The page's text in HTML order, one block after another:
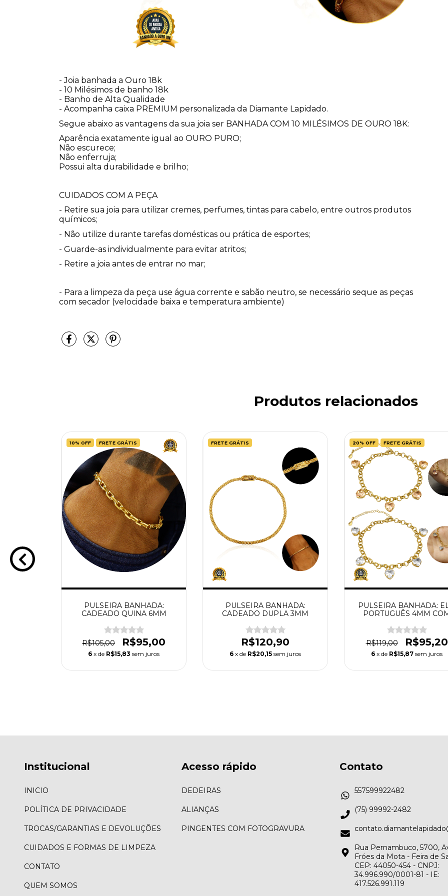
- Joia banhada a Ouro 18k
- 10 Milésimos de banho 18k
- Banho de Alta Qualidade
- Acompanha caixa PREMIUM personalizada da Diamante Lapidado.
Segue abaixo as vantagens da sua joia ser BANHADA COM 10 MILÉSIMOS DE OURO 18K:
Aparência exatamente igual ao OURO PURO;
Não escurece;
Não enferruja;
Possui alta durabilidade e brilho;
CUIDADOS COM A PEÇA
- Retire sua joia para utilizar cremes, perfumes, tintas para cabelo, entre outros produtos
químicos;
- Não utilize durante tarefas domésticas ou prática de esportes;
- Guarde-as individualmente para evitar atritos;
- Retire a joia antes de entrar no mar;
- Para a limpeza da peça use água corrente e sabão neutro, se necessário seque as peças
com secador (velocidade baixa e temperatura ambiente)
Produtos relacionados
10% OFF FRETE GRÁTIS
PULSEIRA BANHADA:
CADEADO QUINA 6MM
R$105,00 R$95,00
6 x de R$15,83 sem juros
FRETE GRÁTIS
PULSEIRA BANHADA:
CADEADO DUPLA 3MM
R$120,90
6 x de R$20,15 sem juros
20% OFF FRETE GRÁTIS
PULSEIRA BANHADA:
PORTUGUÊS 4MM
R$119,00 R$95,20
6 x de R$15,87 sem juros
Institucional
INICIO
POLÍTICA DE PRIVACIDADE
TROCAS/GARANTIAS E DEVOLUÇÕES
CUIDADOS E FORMAS DE LIMPEZA
CONTATO
QUEM SOMOS
Acesso rápido
DEDEIRAS
ALIANÇAS
PINGENTES COM FOTOGRAVURA
Contato
557599922482
(75) 99992-2482
Rua Pernambuco, 5700,
Fróes da Mota - Feira de
CEP: 44050-454 - CNPJ:
34.996.990/0001-81 - IE:
417.526.991.119